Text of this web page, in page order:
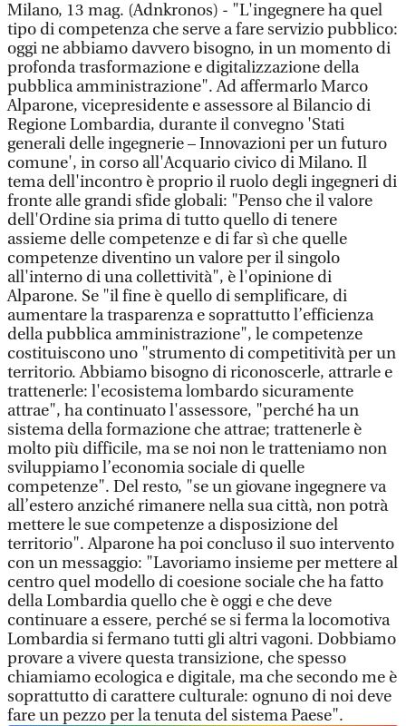
Milano, 13 mag. (Adnkronos) - "L'ingegnere ha quel
tipo di competenza che serve a fare servizio pubblico:
oggi ne abbiamo davvero bisogno, in un momento di
profonda trasformazione e digitalizzazione della
pubblica amministrazione". Ad affermarlo Marco
Alparone, vicepresidente e assessore al Bilancio di
Regione Lombardia, durante il convegno 'Stati
generali delle ingegnerie – Innovazioni per un futuro
comune', in corso all'Acquario civico di Milano. Il
tema dell'incontro è proprio il ruolo degli ingegneri di
fronte alle grandi sfide globali: "Penso che il valore
dell'Ordine sia prima di tutto quello di tenere
assieme delle competenze e di far sì che quelle
competenze diventino un valore per il singolo
all'interno di una collettività", è l'opinione di
Alparone. Se "il fine è quello di semplificare, di
aumentare la trasparenza e soprattutto l’efficienza
della pubblica amministrazione", le competenze
costituiscono uno "strumento di competitività per un
territorio. Abbiamo bisogno di riconoscerle, attrarle e
trattenerle: l'ecosistema lombardo sicuramente
attrae", ha continuato l'assessore, "perché ha un
sistema della formazione che attrae; trattenerle è
molto più difficile, ma se noi non le tratteniamo non
sviluppiamo l’economia sociale di quelle
competenze". Del resto, "se un giovane ingegnere va
all’estero anziché rimanere nella sua città, non potrà
mettere le sue competenze a disposizione del
territorio". Alparone ha poi concluso il suo intervento
con un messaggio: "Lavoriamo insieme per mettere al
centro quel modello di coesione sociale che ha fatto
della Lombardia quello che è oggi e che deve
continuare a essere, perché se si ferma la locomotiva
Lombardia si fermano tutti gli altri vagoni. Dobbiamo
provare a vivere questa transizione, che spesso
chiamiamo ecologica e digitale, ma che secondo me è
soprattutto di carattere culturale: ognuno di noi deve
fare un pezzo per la tenuta del sistema Paese".